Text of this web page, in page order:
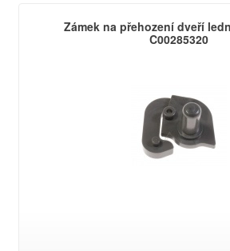
Zámek na přehození dveří
C00285320